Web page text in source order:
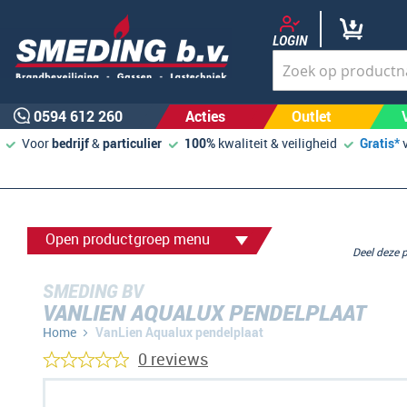
LOGIN
0594 612 260 Acties Outlet
Voorbedrijf&particulier 100% kwaliteit & veiligheid Gratis*
Open productgroep menu
SMEDING BV
VANLIEN AQUALUX PENDELPLAAT
Home VanLien Aqualux pendelplaat
Deel
0 reviews
Ga